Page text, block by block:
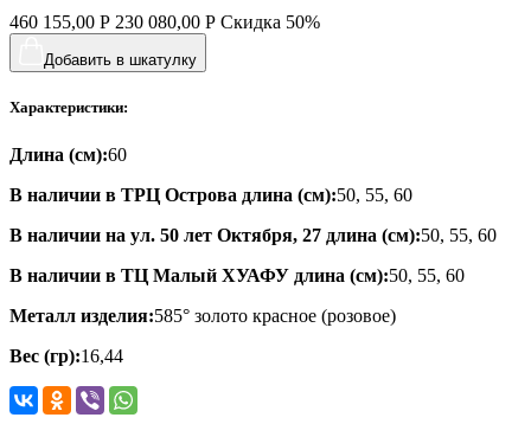
460 155,00 Р 230 080,00 Р Скидка 50%
Добавить в шкатулку
Характеристики:
Длина (см):60
В наличии в ТРЦ Острова длина (см):50, 55, 60
В наличии на ул. 50 лет Октября, 27 длина (см):50, 55, 60
В наличии в ТЦ Малый ХУАФУ длина (см):50, 55, 60
Металл изделия:585° золото красное (розовое)
Вес (гр):16,44